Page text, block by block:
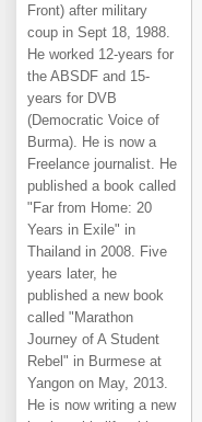
Front) after military
coup in Sept 18, 1988.
He worked 12-years for
the ABSDF and 15-
years for DVB
(Democratic Voice of
Burma). He is now a
Freelance journalist. He
published a book called
"Far from Home: 20
Years in Exile" in
Thailand in 2008. Five
years later, he
published a new book
called "Marathon
Journey of A Student
Rebel" in Burmese at
Yangon on May, 2013.
He is now writing a new